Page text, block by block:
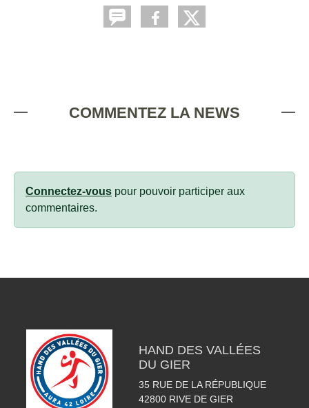
COMMENTEZ LA NEWS
Connectez-vous pour pouvoir participer aux
commentaires.
HAND DES VALLÉES
DU GIER
35 RUE DE LA RÉPUBLIQUE
42800 RIVE DE GIER